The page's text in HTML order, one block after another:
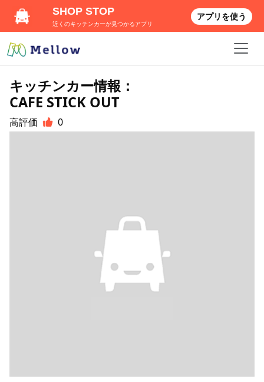
キッチンカー情報：
CAFE STICK OUT
高評価 0
SHOP STOP
近くのキッチンカーが見つかるアプリ
アプリを使う